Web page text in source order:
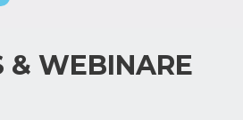
& WEBINARE